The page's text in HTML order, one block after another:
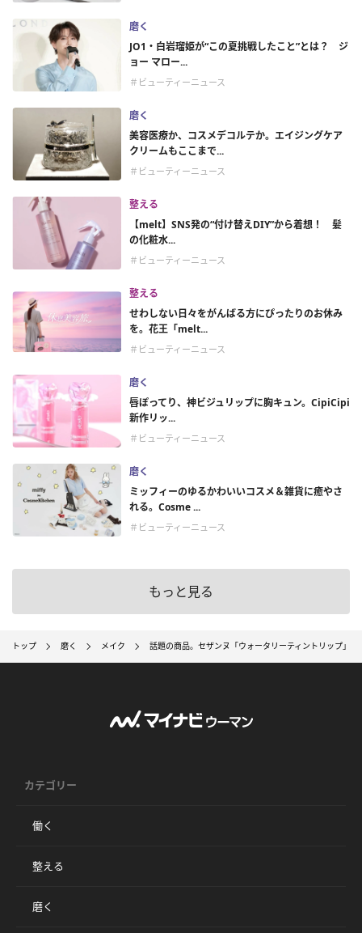
磨く
JO1・白岩瑠姫が“この夏挑戦したこと”とは？ ジ
ョー マロー...
＃ビューティーニュース
磨く
美容医療か、コスメデコルテか。エイジングケア
クリームもここまで...
＃ビューティーニュース
整える
【melt】SNS発の“付け替えDIY”から着想！ 髪
の化粧水...
＃ビューティーニュース
整える
せわしない日々をがんばる方にぴったりのお休み
を。花王「melt...
＃ビューティーニュース
磨く
唇ぽってり、神ビジュリップに胸キュン。CipiCipi
新作リッ...
＃ビューティーニュース
磨く
ミッフィーのゆるかわいいコスメ＆雑貨に癒やさ
れる。Cosme ...
＃ビューティーニュース
もっと見る
トップ 磨く メイク 話題の商品。セザンヌ「ウォータリーティントリップ」新
カテゴリー
働く
整える
磨く